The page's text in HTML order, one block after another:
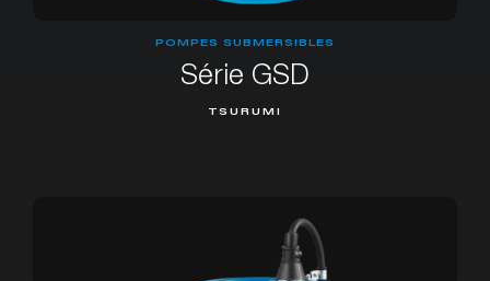
POMPES SUBMERSIBLES
Série GSD
TSURUMI